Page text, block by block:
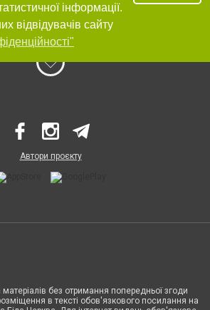
інформації.
відвідувачів сайту
Автори проєкту
без отримання попередньої згоди
в тексті обов'язкового посилання на